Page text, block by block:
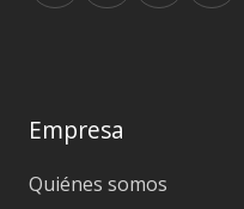
Empresa
Quiénes somos